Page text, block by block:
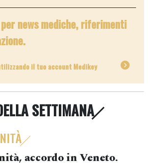
news mediche, riferimenti
il tuo account Medikey
SETTIMANA
accordo in Veneto.